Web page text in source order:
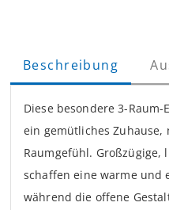
Beschreibung
Diese besondere 3-
ein gemütliches
Raumgefühl. Großzügige,
schaffen eine warme und
während die offene